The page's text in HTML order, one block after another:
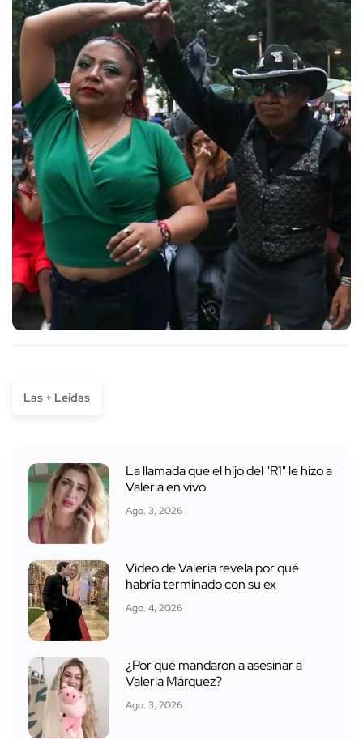
Las + Leídas
La llamada que el hijo del "R1" le hizo a
Valeria en vivo
Ago. 3, 2026
Video de Valeria revela por qué
habría terminado con su ex
Ago. 4, 2026
¿Por qué mandaron a asesinar a
Valeria Márquez?
Ago. 3, 2026